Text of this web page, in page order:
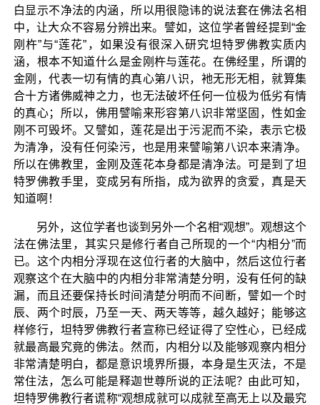
白显示不净法的内涵，所以用很隐讳的说法套在佛法名相
中，让大众不容易分辨出来。譬如，这位学者曾经提到“金
刚杵”与“莲花”，如果没有很深入研究坦特罗佛教实质内
涵，根本不知道什么是金刚杵与莲花。在佛经里，所谓的
金刚，代表一切有情的真心第八识，衪无形无相，就算集
合十方诸佛威神之力，也无法破坏任何一位极为低劣有情
的真心；所以，佛用譬喻来形容第八识非常坚固，性如金
刚不可毁坏。又譬如，莲花是出于污泥而不染，表示它极
为清净，没有任何染污，也是用来譬喻第八识本来清净。
所以在佛教里，金刚及莲花本身都是清净法。可是到了坦
特罗佛教手里，变成另有所指，成为欲界的贪爱，真是天
知道啊！
另外，这位学者也谈到另外一个名相“观想”。观想这个
法在佛法里，其实只是修行者自己所现的一个“内相分”而
已。这个内相分浮现在这位行者的大脑中，然后这位行者
观察这个在大脑中的内相分非常清楚分明，没有任何的缺
漏，而且还要保持长时间清楚分明而不间断，譬如一个时
辰、两个时辰，乃至一天、两天等等，越久越好；能够这
样修行，坦特罗佛教行者宣称已经证得了空性心，已经成
就最高最究竟的佛法。然而，内相分以及能够观察内相分
非常清楚明白，都是意识境界所摄，本身是生灭法，不是
常住法，怎么可能是释迦世尊所说的正法呢？由此可知，
坦特罗佛教行者谎称“观想成就可以成就至高无上以及最究